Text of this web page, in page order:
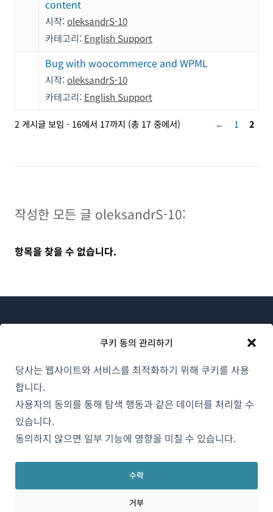
쿠키 동의 관리하기
당사는 웹사이트와 서비스를 최적화하기 위해 쿠키를 사용
합니다.
사용자의 동의를 통해 탐색 행동과 같은 데이터를 처리할 수
있습니다.
동의하지 않으면 일부 기능에 영향을 미칠 수 있습니다.
수락
거부
content
시작: oleksandrS-10
카테고리: English Support
Bug with woocommerce and WPML
시작: oleksandrS-10
카테고리: English Support
2 게시글 보임 - 16에서 17까지 (총 17 중에서) ← 1 2
작성한 모든 글 oleksandrS-10:
항목을 찾을 수 없습니다.
한국어
WPML 소개
GDPR 및 개인정보 처리방침
창
열
(새
창
서
(새
창
에
서
열
(새
창
서